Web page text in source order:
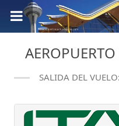
SALIDA DEL